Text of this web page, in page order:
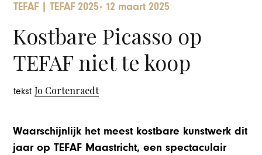
TEFAF TEFAF 2025- 12 maart 2025
Kostbare Picasso op
TEFAF niet te koop
tekstJo Cortenraedt
Waarschijnlijk het meest kostbare kunstwerk dit
jaar op TEFAF Maastricht, een spectaculair